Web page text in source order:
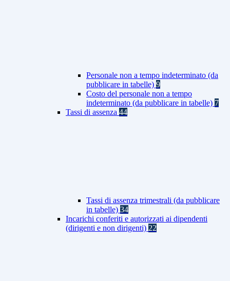
Personale non a tempo indeterminato (da
pubblicare in tabelle) 9
Costo del personale non a tempo
indeterminato (da pubblicare in tabelle) 7
Tassi di assenza 44
Tassi di assenza trimestrali (da pubblicare
in tabelle) 34
Incarichi conferiti e autorizzati ai dipendenti
(dirigenti e non dirigenti) 22